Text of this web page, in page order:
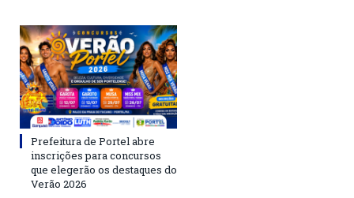
Prefeitura de Portel abre
inscrições para concursos
que elegerão os destaques do
Verão 2026